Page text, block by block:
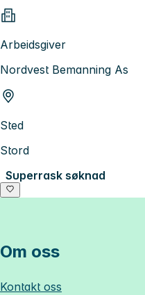
Arbeidsgiver
Nordvest Bemanning As
Sted
Stord
Superrask søknad
Om oss
Kontakt oss